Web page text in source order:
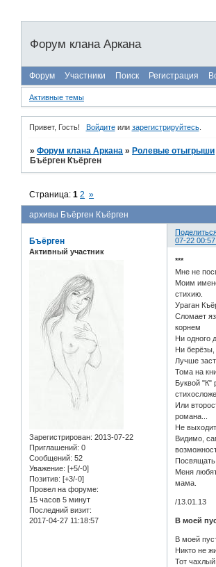
Форум клана Аркана
Форум Участники Поиск Регистрация
Активные темы
Привет, Гость! Войдитеили зарегистрируйтесь.
»Форум клана Аркана » Ролевые отыгрыши
Бъёрген Къёрген
архивы Бъёрген Къёрген
Страница:1 2 »
07-22
Бъёрген
Активный участник
Зарегистрирован: 2013-07-22
Приглашений: 0
Сообщений: 52
Уважение: [+5/-0]
Позитив: [+3/-0]
Провел на форуме:
15 часов 5 минут
Последний визит:
2017-04-27 11:18:57
***
Мне не
Моим
стихию.
Ураган
Сломает
корнем
Ни одного
Ни берёзы,
Лучше
Тома на
Буквой "К"
Или
романа...
Не
Видимо,
Посвящать:
Меня любят
мама.
/13.01.13
В моей
В моей
Никто не
Тот чахлый